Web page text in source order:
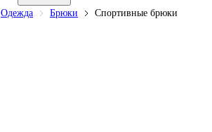
Одежда Брюки Спортивные брюки